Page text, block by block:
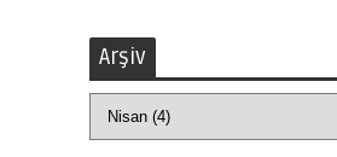
Arşiv